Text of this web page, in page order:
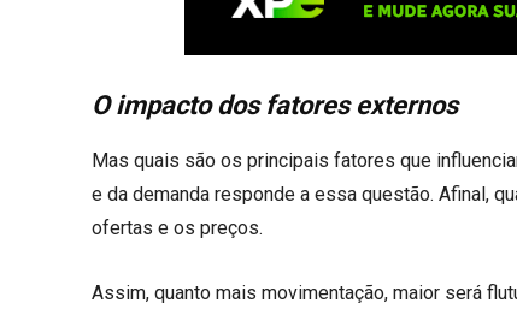
O impacto dos fatores externos
Mas quais são os principais fatores que
e da demanda responde a essa questão. Afinal,
ofertas e os preços.
Assim, quanto mais movimentação, maior será